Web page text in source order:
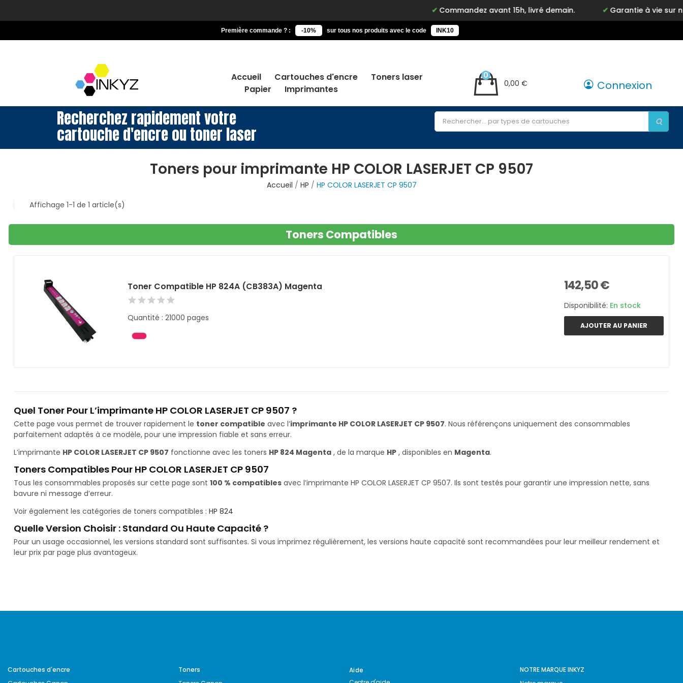
Commandez avant 15h, livré demain. Garantie à vie sur
Première commande ? : -10% sur tous nos produits avec le code INK10
Accueil Cartouches d'encre
Toners laser
Papier
Imprimantes
0,00 €
0
Connexion
Recherchez rapidement votre
cartouche d'encre ou toner laser
Toners pour imprimante HP COLOR LASERJET CP 9507
Accueil HP
HP COLOR LASERJET CP 9507
Affichage 1-1 de 1 article(s)
Toners Compatibles
Toner Compatible HP 824A (CB383A) Magenta
Quantité : 21000 pages
142,50 €
Disponibilité: En stock
AJOUTER AU PANIER
Quel Toner Pour L’imprimante HP COLOR LASERJET CP 9507 ?
Cette page vous permet de trouver rapidement le toner compatible avec l’imprimante HP COLOR LASERJET CP 9507. Nous référençons uniquement des consommables
parfaitement adaptés à ce modèle, pour une impression fiable et sans erreur.
L’imprimante HP COLOR LASERJET CP 9507 fonctionne avec les toners HP 824 Magenta , de la marque HP , disponibles en Magenta.
Toners Compatibles Pour HP COLOR LASERJET CP 9507
Tous les consommables proposés sur cette page sont 100 % compatibles avec l’imprimante HP COLOR LASERJET CP 9507. Ils sont testés pour garantir une impression nette, sans
bavure ni message d’erreur.
Voir également les catégories de toners compatibles : HP 824
Quelle Version Choisir : Standard Ou Haute Capacité ?
Pour un usage occasionnel, les versions standard sont suffisantes. Si vous imprimez régulièrement, les versions haute capacité sont recommandées pour leur meilleur rendement et
leur prix par page plus avantageux.
Cartouches d'encre
Toners
Aide
NOTRE MARQUE INKYZ